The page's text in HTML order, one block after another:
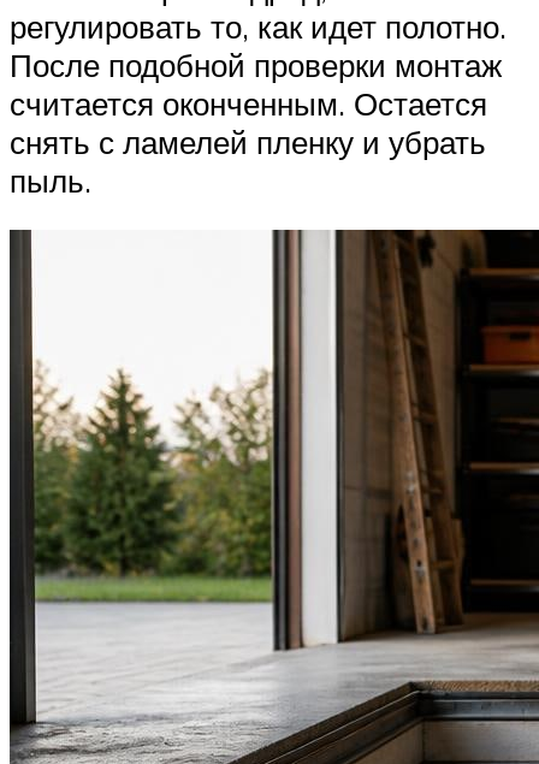
регулировать то, как идет полотно.
После подобной проверки монтаж
считается оконченным. Остается
снять с ламелей пленку и убрать
пыль.